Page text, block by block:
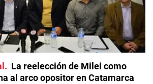
La reelección de Milei como
al arco opositor en Catamarca